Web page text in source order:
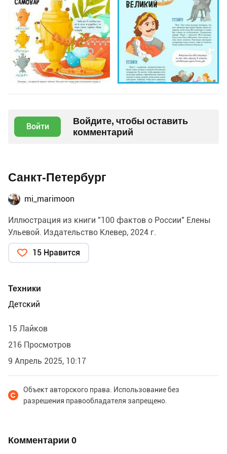
Войти
Войдите, чтобы оставить
комментарий
Санкт-Петербург
mi_marimoon
Иллюстрация из книги "100 фактов о России" Елены
Ульевой. Издательство Клевер, 2024 г.
15 Нравится
Техники
Детский
15 Лайков
216 Просмотров
9 Апрель 2025, 10:17
Объект авторского права. Использование без
разрешения правообладателя запрещено.
Комментарии 0